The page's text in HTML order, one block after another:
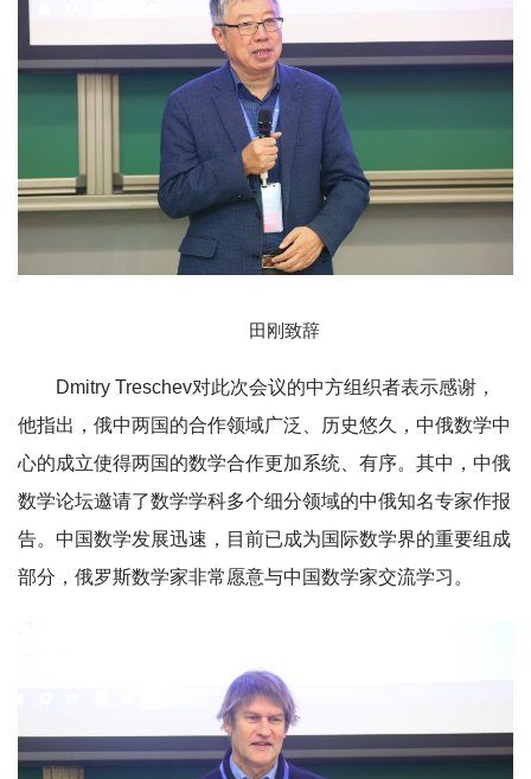
田刚致辞
Dmitry Treschev对此次会议的中方组织者表示感谢，
他指出，俄中两国的合作领域广泛、历史悠久，中俄数学中
心的成立使得两国的数学合作更加系统、有序。其中，中俄
数学论坛邀请了数学学科多个细分领域的中俄知名专家作报
告。中国数学发展迅速，目前已成为国际数学界的重要组成
部分，俄罗斯数学家非常愿意与中国数学家交流学习。